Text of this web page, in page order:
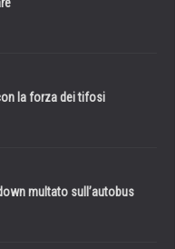
la forza dei tifosi
multato sull’autobus